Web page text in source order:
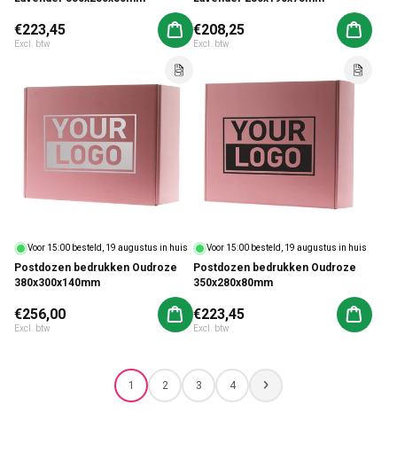
Normale prijs
€223,45
Excl. btw
Aan winkelwagen toevoegen
Normale prijs
€208,25
Excl. btw
Aan
Voor 15:00 besteld, 19 augustus in huis
Postdozen bedrukken Oudroze
380x300x140mm
Normale prijs
€256,00
Excl. btw
Aan winkelwagen toevoegen
Voor 15:00 besteld, 19 augustus in huis
Postdozen bedrukken Oudroze
350x280x80mm
Normale prijs
€223,45
Excl. btw
Aan
1 2 3 4